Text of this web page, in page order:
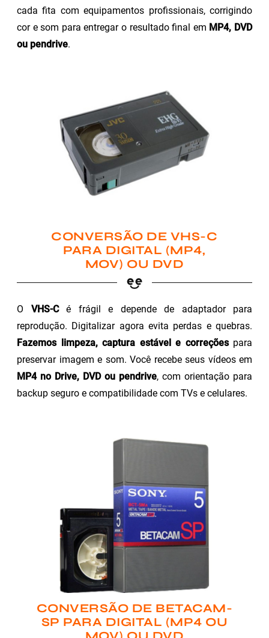
cada fita com equipamentos profissionais, corrigindo
cor e som para entregar o resultado final em MP4, DVD
ou pendrive.
CONVERSÃO DE VHS-C
PARA DIGITAL (MP4,
MOV) OU DVD
O VHS-Cé frágil e depende de adaptador para
reprodução. Digitalizar agora evita perdas e quebras.
Fazemos limpeza, captura estável e correçõespara
preservar imagem e som. Você recebe seus vídeos em
MP4 no Drive, DVD ou pendrive, com orientação para
backup seguro e compatibilidade com TVs e celulares.
CONVERSÃO DE BETACAM-
SP PARA DIGITAL (MP4 OU